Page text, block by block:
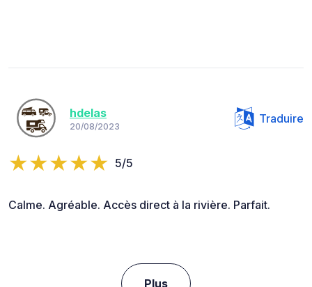
hdelas
20/08/2023
Traduire
5/5
Calme. Agréable. Accès direct à la rivière. Parfait.
Plus